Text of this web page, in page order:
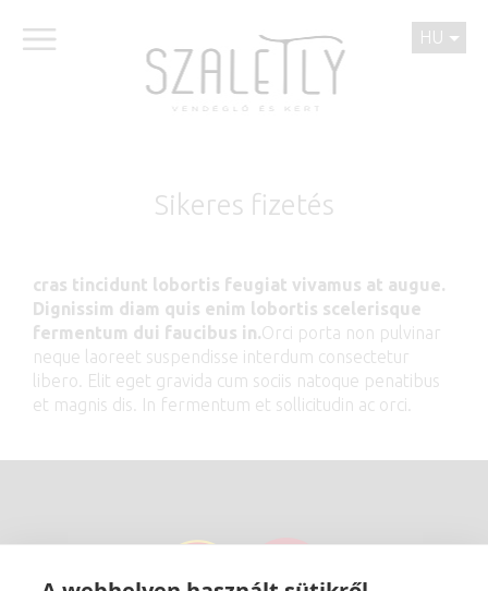
HU
Sikeres fizetés
cras tincidunt lobortis feugiat vivamus at augue.
Dignissim diam quis enim lobortis scelerisque
fermentum dui faucibus in.Orci porta non pulvinar
neque laoreet suspendisse interdum consectetur
libero. Elit eget gravida cum sociis natoque penatibus
et magnis dis. In fermentum et sollicitudin ac orci.